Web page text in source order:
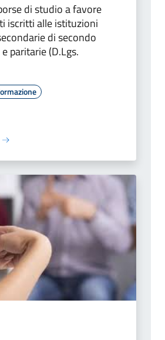
di studio a favore
iscritti alle istituzioni
di secondo
paritarie (D.Lgs.